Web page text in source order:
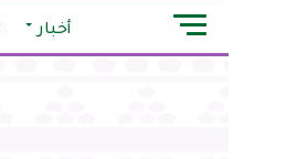
أخبار